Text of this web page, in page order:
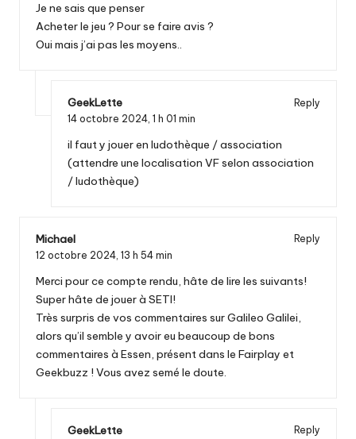
Je ne sais que penser
Acheter le jeu ? Pour se faire avis ?
Oui mais j’ai pas les moyens..
GeekLette
Reply
14 octobre 2024, 1 h 01 min
il faut y jouer en ludothèque / association
(attendre une localisation VF selon association
/ ludothèque)
Michael
Reply
12 octobre 2024, 13 h 54 min
Merci pour ce compte rendu, hâte de lire les suivants!
Super hâte de jouer à SETI!
Très surpris de vos commentaires sur Galileo Galilei,
alors qu’il semble y avoir eu beaucoup de bons
commentaires à Essen, présent dans le Fairplay et
Geekbuzz ! Vous avez semé le doute.
GeekLette
Reply